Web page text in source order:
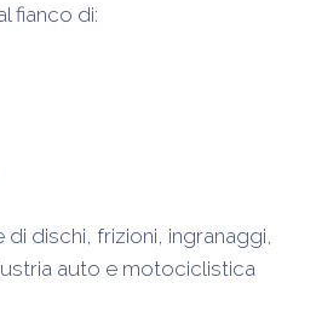
fianco di:
dischi, frizioni, ingranaggi,
auto e motociclistica